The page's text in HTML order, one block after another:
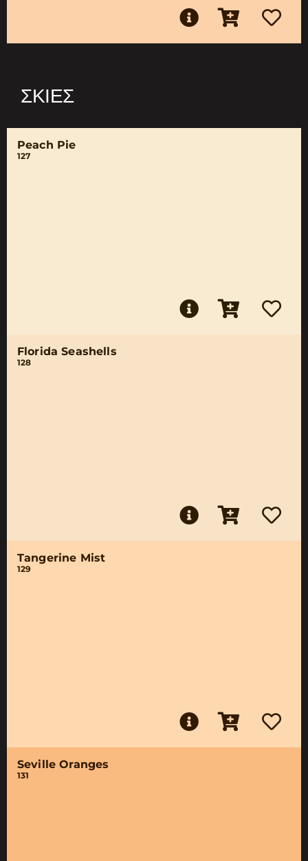
ΣΚΙΈΣ
Peach Pie
127
Florida Seashells
128
Tangerine Mist
129
Seville Oranges
131